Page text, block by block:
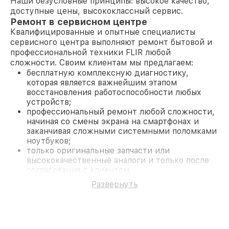
доступные цены, высококлассный сервис.
Ремонт в сервисном центре
Квалифицированные и опытные специалисты
сервисного центра выполняют ремонт бытовой и
профессиональной техники FLIR любой
сложности. Своим клиентам мы предлагаем:
бесплатную комплексную диагностику,
которая является важнейшим этапом
восстановления работоспособности любых
устройств;
профессиональный ремонт любой сложности,
начиная со смены экрана на смартфонах и
заканчивая сложными системными поломками
ноутбуков;
только оригинальные запчасти или
высококачественные аналоги и только после
согласования с клиентом.
На все работы и замененные комплектующие
предоставляется длительная гарантия. В случае
Развернуть